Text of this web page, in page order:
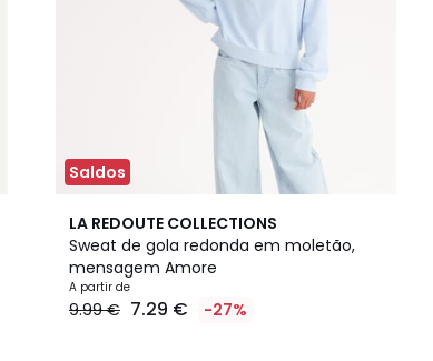
Saldos
LA REDOUTE COLLECTIONS
Sweat de gola redonda em moletão,
mensagem Amore
A partir de
9.99 € 7.29 € -27%
3,9
/ 5
2
Cores